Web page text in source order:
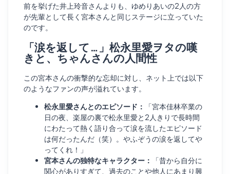
前を挙げた井上玲音さんよりも、ゆめりあいの2人の方
が先輩として長く宮本さんと同じステージに立っていた
のです。
「涙を返して…」松永里愛ヲタの嘆
きと、ちゃんさんの人間性
この宮本さんの衝撃的な忘却に対し、ネット上では以下
のようなファンの声が溢れています。
松永里愛さんとのエピソード：
「宮本佳林卒業の
日の夜、楽屋の裏で松永里愛と2人きりで長時間
にわたって熱く語り合って涙を流したエピソード
は何だったんだ（笑）。やふぞうの涙を返してや
ってくれ！」
宮本さんの独特なキャラクター：
「昔から自分に
関心がありすぎて、過去のことや他人にあまり興